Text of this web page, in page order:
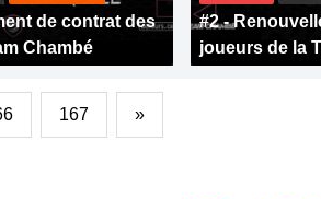
de contrat des
Chambé
#2 -
joueurs de la
167 »